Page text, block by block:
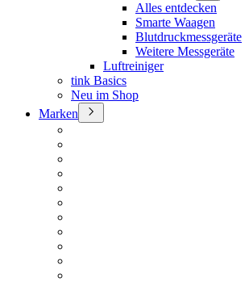
Alles entdecken
Smarte Waagen
Blutdruckmessgeräte
Weitere Messgeräte
Luftreiniger
tink Basics
Neu im Shop
Marken